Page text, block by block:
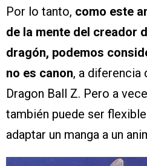
Por lo tanto, como este
de la mente del creador
dragón, podemos
no es canon, a diferencia
Dragon Ball Z. Pero a
también puede ser
adaptar un manga a un